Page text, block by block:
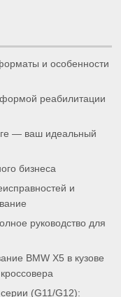
и особенности
реабилитации
— ваш идеальный
бизнеса
и
руководство для
BMW X5 в кузове
(G11/G12):